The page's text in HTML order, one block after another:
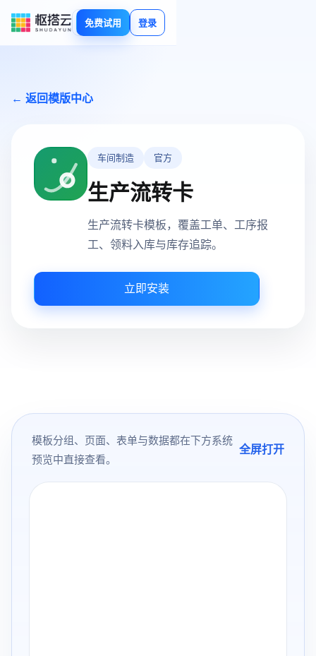
免费试用 登录
← 返回模版中心
车间制造 官方
生产流转卡
生产流转卡模板，覆盖工单、工序报
工、领料入库与库存追踪。
立即安装
模板分组、页面、表单与数据都在下方系统
预览中直接查看。
全屏打开